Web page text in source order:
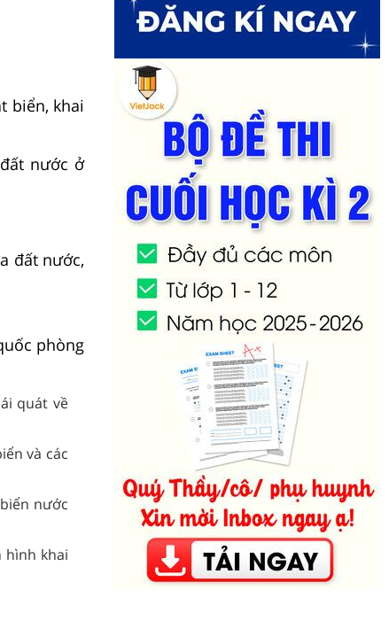
biển, khai
nước ở
đất nước,
phòng
quát về
và các
nước
hình khai